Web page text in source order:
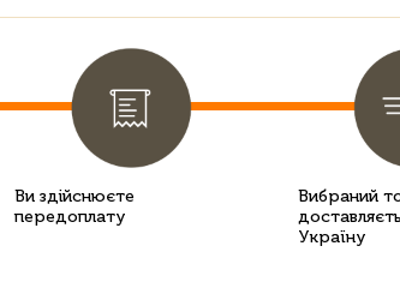
Ви здійснюєте
передоплату
Вибраний
Україну